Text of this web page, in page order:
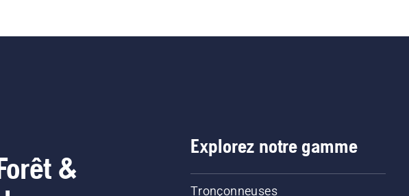
&
Explorez notre gamme
Tronçonneuses